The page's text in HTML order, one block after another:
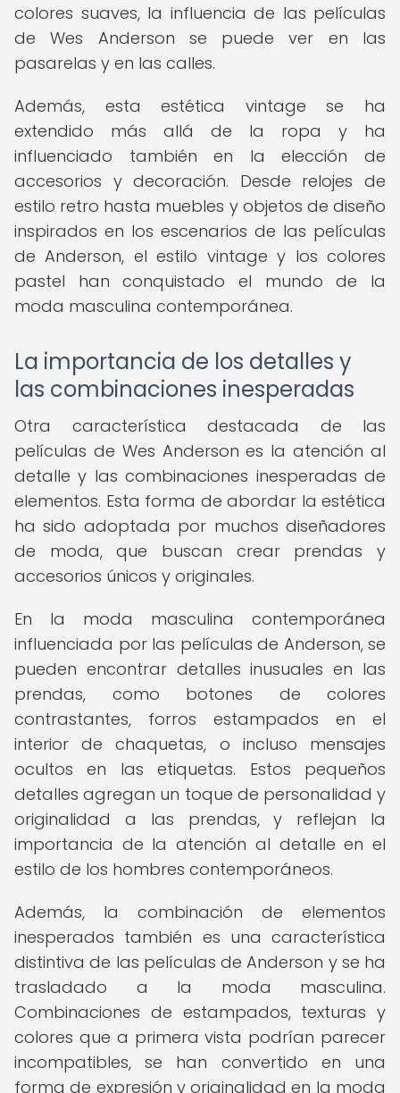
colores suaves, la influencia de las películas
de Wes Anderson se puede ver en las
pasarelas y en las calles.
Además, esta estética vintage se ha
extendido más allá de la ropa y ha
influenciado también en la elección de
accesorios y decoración. Desde relojes de
estilo retro hasta muebles y objetos de diseño
inspirados en los escenarios de las películas
de Anderson, el estilo vintage y los colores
pastel han conquistado el mundo de la
moda masculina contemporánea.
La importancia de los detalles y
las combinaciones inesperadas
Otra característica destacada de las
películas de Wes Anderson es la atención al
detalle y las combinaciones inesperadas de
elementos. Esta forma de abordar la estética
ha sido adoptada por muchos diseñadores
de moda, que buscan crear prendas y
accesorios únicos y originales.
En la moda masculina contemporánea
influenciada por las películas de Anderson, se
pueden encontrar detalles inusuales en las
prendas, como botones de colores
contrastantes, forros estampados en el
interior de chaquetas, o incluso mensajes
ocultos en las etiquetas. Estos pequeños
detalles agregan un toque de personalidad y
originalidad a las prendas, y reflejan la
importancia de la atención al detalle en el
estilo de los hombres contemporáneos.
Además, la combinación de elementos
inesperados también es una característica
distintiva de las películas de Anderson y se ha
trasladado a la moda masculina.
Combinaciones de estampados, texturas y
colores que a primera vista podrían parecer
incompatibles, se han convertido en una
forma de expresión y originalidad en la moda